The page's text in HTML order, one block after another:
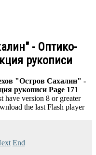
- Оптико-
рукописи
"Остров Сахалин" -
рукописи Page 171
have version 8 or greater
the last Flash player
End